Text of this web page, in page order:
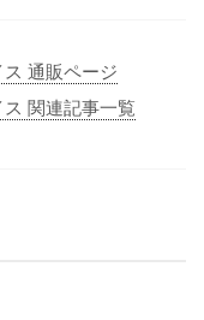
通販ページ
関連記事一覧